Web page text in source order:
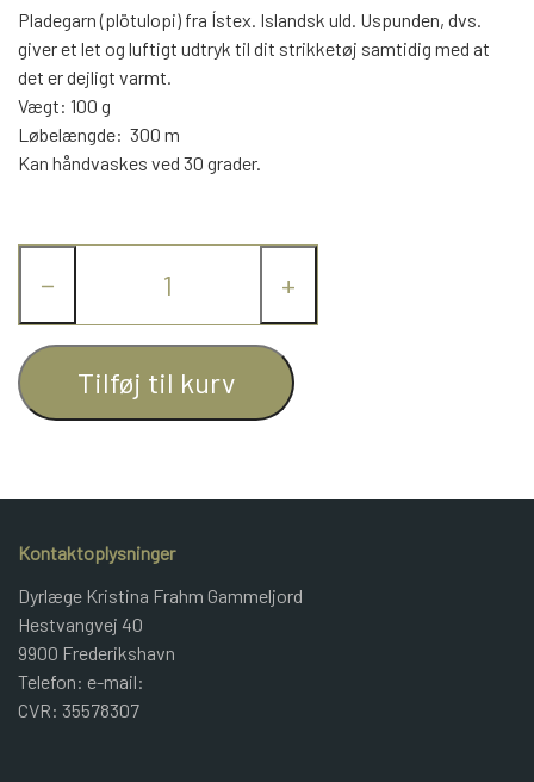
ÁLAFOSS LOPI
JUNIOR BOMULD
KNITPRO
Pladegarn (plötulopi) fra Ístex. Islandsk uld. Uspunden, dvs.
giver et let og luftigt udtryk til dit strikketøj samtidig med at
det er dejligt varmt.
Vægt: 100 g
Løbelængde: 300 m
Kan håndvaskes ved 30 grader.
− +
Tilføj til kurv
Kontaktoplysninger
Dyrlæge Kristina Frahm Gammeljord
Hestvangvej 40
9900 Frederikshavn
Telefon: e-mail:
CVR: 35578307